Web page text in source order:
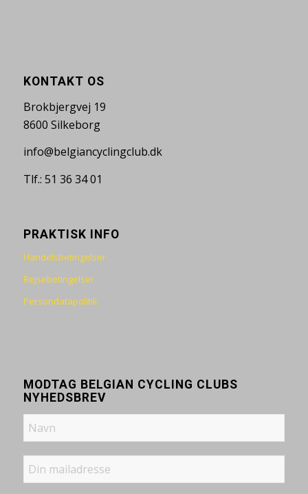
KONTAKT OS
Brokbjergvej 19
8600 Silkeborg
info@belgiancyclingclub.dk
Tlf.: 51 36 34 01
PRAKTISK INFO
Handelsbetingelser
Rejsebetingelser
Persondatapolitik
MODTAG BELGIAN CYCLING CLUBS
NYHEDSBREV